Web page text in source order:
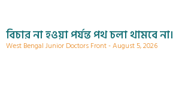
বিচার না হওয়া পর্যন্ত পথ চলা থামবে না।
West Bengal Junior Doctors Front August 5, 2026